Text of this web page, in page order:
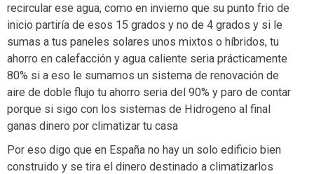
recircular ese agua, como en invierno que su punto frio de
inicio partiría de esos 15 grados y no de 4 grados y si le
sumas a tus paneles solares unos mixtos o híbridos, tu
ahorro en calefacción y agua caliente seria prácticamente
80% si a eso le sumamos un sistema de renovación de
aire de doble flujo tu ahorro seria del 90% y paro de contar
porque si sigo con los sistemas de Hidrogeno al final
ganas dinero por climatizar tu casa
Por eso digo que en España no hay un solo edificio bien
construido y se tira el dinero destinado a climatizarlos